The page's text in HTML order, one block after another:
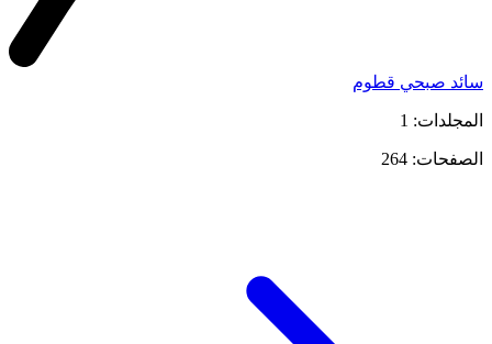
سائد صبحي قطوم
المجلدات: 1
الصفحات: 264